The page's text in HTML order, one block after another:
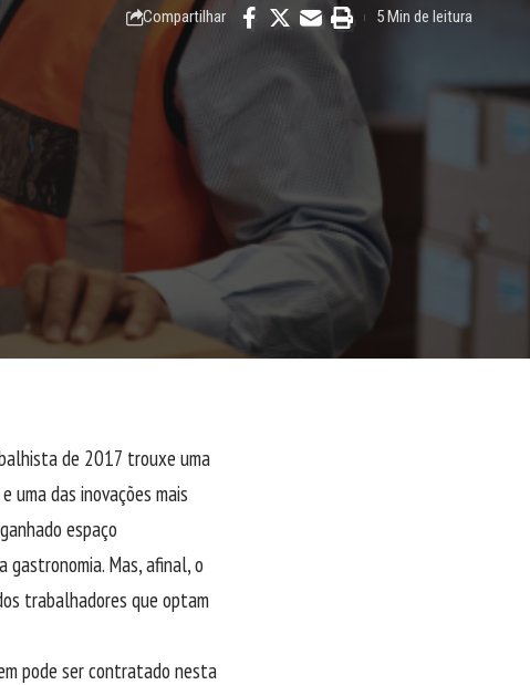
Compartilhar 5 Min de leitura
de 2017 trouxe uma
uma das inovações mais
espaço
gastronomia. Mas, afinal, o
trabalhadores que optam
pode ser contratado nesta